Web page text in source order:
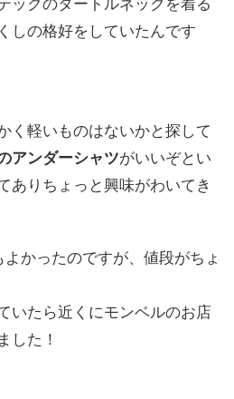
ックのタートルネックを着る
しの格好をしていたんです
く軽いものはないかと探して
アンダーシャツがいいぞとい
ありちょっと興味がわいてき
かったのですが、値段がちょ
いたら近くにモンベルのお店
した！